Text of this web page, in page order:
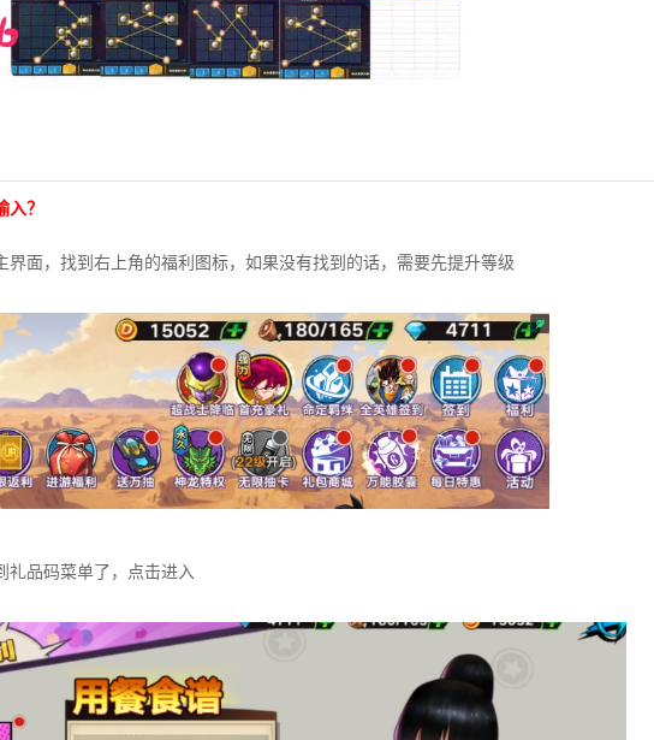
？
界面，找到右上角的福利图标，如果没有找到的话，需要先提升等级
礼品码菜单了，点击进入